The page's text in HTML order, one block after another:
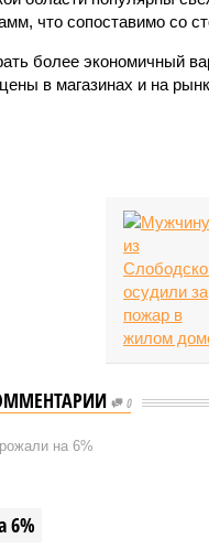
что сопоставимо со
более экономичный
в магазинах и на
0
на 6%
6%